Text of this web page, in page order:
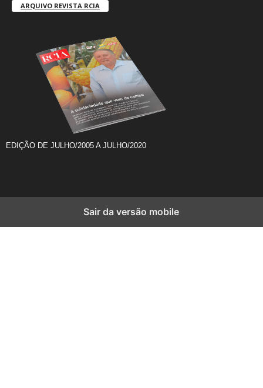
ARQUIVO REVISTA RCIA
EDIÇÃO DE JULHO/2005 A JULHO/2020
Sair da versão mobile